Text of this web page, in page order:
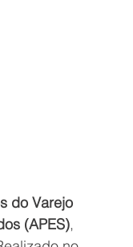
do Varejo
(APES),